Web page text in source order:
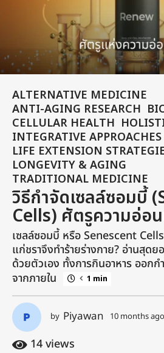
1
0
m
o
n
t
h
s
a
o
1
0
m
o
n
t
h
ALTERNATIVE MEDICINE
ANTI-AGING RESEARCH ,
CELLULAR HEALTH ,
INTEGRATIVE APPROACHES
LIFE EXTENSION
LONGEVITY & AGING
TRADITIONAL MEDICINE
วิธีกำจัดเซลล์ซอมบี้
Cells) ศัตรูความอ่อน
เซลล์ซอมบี้ หรือ Senescent Cells
แก่ชราจึงทำร้ายร่างกาย? อ่านสุด
ด้วยตัวเอง ทั้งการกินอาหาร ออกก
จากภายใน
1 min
by Piyawan 10 months ago
14views